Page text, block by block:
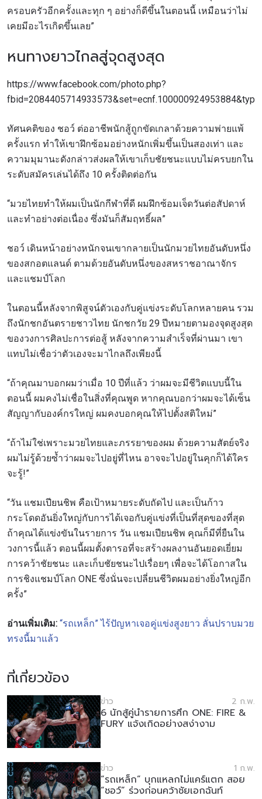
ครอบครัวอีกครั้งและทุก ๆ อย่างก็ดีขึ้นในตอนนี้ เหมือนว่าไม่
เคยมีอะไรเกิดขึ้นเลย”
หนทางยาวไกลสู่จุดสูงสุด
https://www.facebook.com/photo.php?
ทัศนคติของ ชอว์ ต่ออาชีพนักสู้ถูกขัดเกลาด้วยความพ่ายแพ้
ครั้งแรก ทำให้เขาฝึกซ้อมอย่างหนักเพิ่มขึ้นเป็นสองเท่า และ
ความมุมานะดังกล่าวส่งผลให้เขาเก็บชัยชนะแบบไม่ครบยกใน
ระดับสมัครเล่นได้ถึง 10 ครั้งติดต่อกัน
“มวยไทยทำให้ผมเป็นนักกีฬาที่ดี ผมฝึกซ้อมเจ็ดวันต่อสัปดาห์
และทำอย่างต่อเนื่อง ซึ่งมันก็สัมฤทธิ์ผล”
ชอว์ เดินหน้าอย่างหนักจนเขากลายเป็นนักมวยไทยอันดับหนึ่ง
ของสกอตแลนด์ ตามด้วยอันดับหนึ่งของสหราชอาณาจักร
และแชมป์โลก
ในตอนนี้หลังจากพิสูจน์ตัวเองกับคู่แข่งระดับโลกหลายคน รวม
ถึงนักชกอันตรายชาวไทย นักชกวัย 29 ปีหมายตามองจุดสูงสุด
ของวงการศิลปะการต่อสู้ หลังจากความสำเร็จที่ผ่านมา เขา
แทบไม่เชื่อว่าตัวเองจะมาไกลถึงเพียงนี้
“ถ้าคุณมาบอกผมว่าเมื่อ 10 ปีที่แล้ว ว่าผมจะมีชีวิตแบบนี้ใน
ตอนนี้ ผมคงไม่เชื่อในสิ่งที่คุณพูด หากคุณบอกว่าผมจะได้เซ็น
สัญญากับองค์กรใหญ่ ผมคงบอกคุณให้ไปตั้งสติใหม่”
“ถ้าไม่ใช่เพราะมวยไทยและภรรยาของผม ด้วยความสัตย์จริง
ผมไม่รู้ด้วยซ้ำว่าผมจะไปอยู่ที่ไหน อาจจะไปอยู่ในคุกก็ได้ใคร
จะรู้!”
“วัน แชมเปียนชิพ คือเป้าหมายระดับถัดไป และเป็นก้าว
กระโดดอันยิ่งใหญ่กับการได้เจอกับคู่แข่งที่เป็นที่สุดของที่สุด
ถ้าคุณได้แข่งขันในรายการ วัน แชมเปียนชิพ คุณก็มีที่ยืนใน
วงการนี้แล้ว ตอนนี้ผมตั้งตารอที่จะสร้างผลงานอันยอดเยี่ยม
การคว้าชัยชนะ และเก็บชัยชนะไปเรื่อยๆ เพื่อจะได้โอกาสใน
การชิงแชมป์โลก ONE ซึ่งนั่นจะเปลี่ยนชีวิตผมอย่างยิ่งใหญ่อีก
ครั้ง”
อ่านเพิ่มเติม: “รถเหล็ก” ไร้ปัญหาเจอคู่แข่งสูงยาว ลั่นปราบมวย
ทรงนี้มาแล้ว
ที่เกี่ยวข้อง
ข่าว 2 ก.พ.
6 นักสู้คู่นำรายการศึก ONE: FIRE &
FURY แจ้งเกิดอย่างสง่างาม
ข่าว 1 ก.พ.
“รถเหล็ก” บุกแหลกไม่แคร์แตก สอย
“ชอว์” ร่วงก่อนคว้าชัยเอกฉันท์
คู่แข่ง
ดูไฮไลต์การแข่งขัน
สมัครเพื่อไม่พลาดข่าวเด็ด
เพื่อไม่พลาดข่าวสารของ ONE รีบลงทะเบียนตอนนี้
อีเมล
สมัคร
การส่งแบบฟอร์มนี้ถือว่าท่านให้ความยินยอมให้เรา
รวบรวม ใช้งาน และเปิดเผยข้อมูลของท่านภายใต้
นโยบายความเป็นส่วนตัวของเรา ท่านสามารถ
ยกเลิกการสมัครรับข่าวสารได้ตลอดเวลา